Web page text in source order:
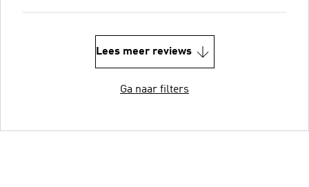
Lees meer reviews
Ga naar filters